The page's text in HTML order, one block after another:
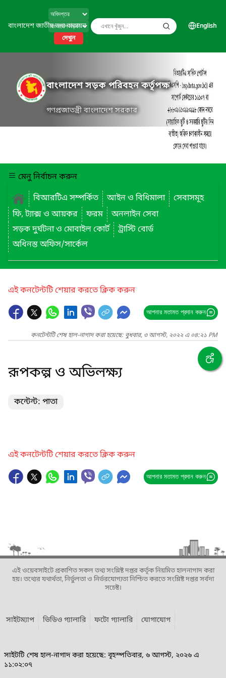
বাংলাদেশ জাতীয় তথ্য বাতায়ন
দেখুন
English
বাংলাদেশ সড়ক পরিবহন কর্তৃপক্ষ
গণপ্রজাতন্ত্রী বাংলাদেশ সরকার
মেনু নির্বাচন করুন
বিআরটিএ সম্পর্কিত
আইন ও বিধিমালা
সেবাসমূহ
ফি, ট্যাক্স ও আয়কর
ফরম
অনলাইন সেবা
সড়ক দুর্ঘটনা ও মোবাইল কোর্ট
ট্রাস্টি বোর্ড
অধিনস্ত অফিস/সার্কেল
এই কনটেন্টটি শেয়ার করতে ক্লিক করুন
আপনার মতামত প্রদান করুন
কনটেন্টটি শেষ হাল-নাগাদ করা হয়েছে: বুধবার, ৩ আগস্ট, ২০২২ এ ০৪:২১ PM
রূপকল্প ও অভিলক্ষ্য
কন্টেন্ট: পাতা
এই কনটেন্টটি শেয়ার করতে ক্লিক করুন
আপনার মতামত প্রদান করুন
এই ওয়েবসাইটে প্রকাশিত সকল তথ্য সংশ্লিষ্ট দপ্তর কর্তৃক নিয়মিত হালনাগাদ করা
হয়। তথ্যের যথার্থতা, নির্ভুলতা ও নির্ভরযোগ্যতা নিশ্চিত করতে সংশ্লিষ্ট দপ্তর সর্বদা
সচেষ্ট।
সাইটম্যাপ ভিডিও গ্যালারি ফটো গ্যালারি যোগাযোগ
সাইটটি শেষ হাল-নাগাদ করা হয়েছে: বৃহস্পতিবার, ৬ আগস্ট, ২০২৬ এ
১১:০২:০৭